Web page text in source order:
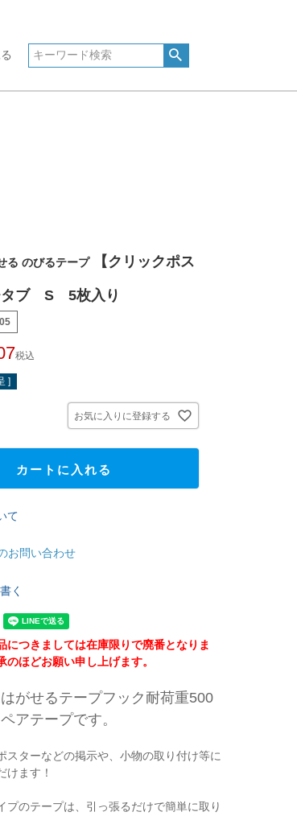
る のびるテープ
【クリックポス
タブ S 5枚入り
税込
]
お気に入りに登録する
カートに入れる
て
お問い合わせ
く
につきましては在庫限りで廃番となりま
のほどお願い申し上げます。
はがせるテープフック耐荷重500
アテープです。
スターなどの掲示や、小物の取り付け等に
けます！
プのテープは、引っ張るだけで簡単に取り